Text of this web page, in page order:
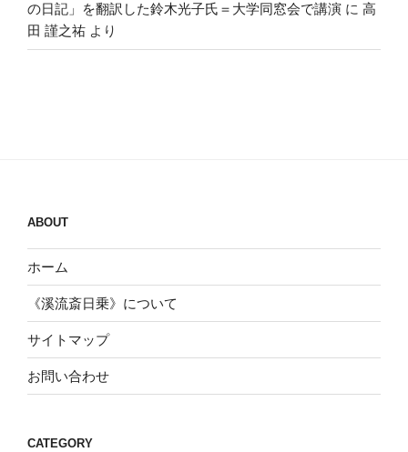
の日記」を翻訳した鈴木光子氏＝大学同窓会で講演 に 高
田 謹之祐 より
ABOUT
ホーム
《溪流斎日乗》について
サイトマップ
お問い合わせ
CATEGORY